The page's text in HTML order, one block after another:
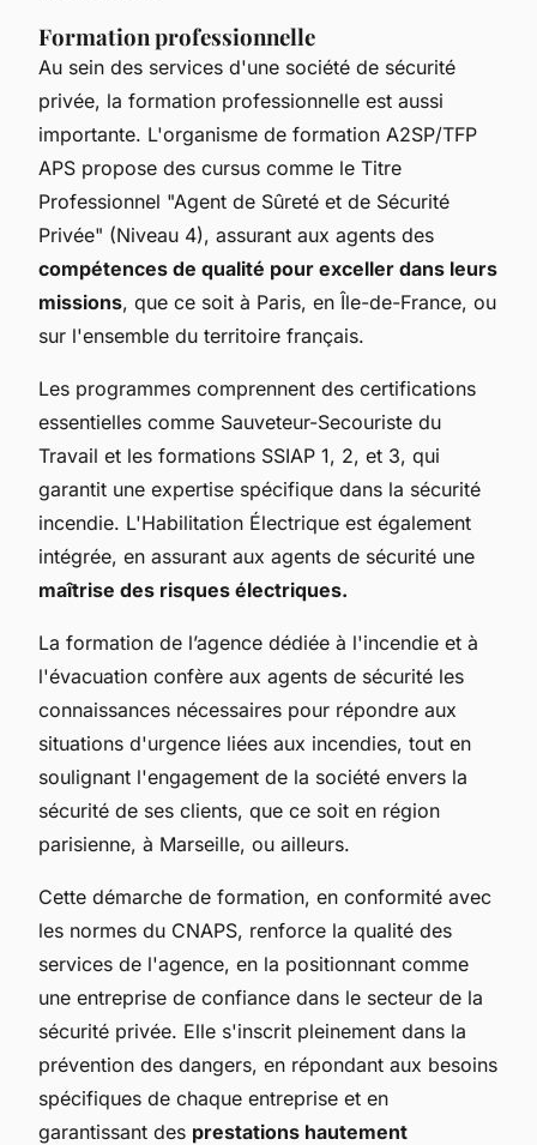
Formation professionnelle
Au sein des services d'une société de sécurité
privée, la formation professionnelle est aussi
importante. L'organisme de formation A2SP/TFP
APS propose des cursus comme le Titre
Professionnel "Agent de Sûreté et de Sécurité
Privée" (Niveau 4), assurant aux agents des
compétences de qualité pour exceller dans leurs
missions, que ce soit à Paris, en Île-de-France, ou
sur l'ensemble du territoire français.
Les programmes comprennent des certifications
essentielles comme Sauveteur-Secouriste du
Travail et les formations SSIAP 1, 2, et 3, qui
garantit une expertise spécifique dans la sécurité
incendie. L'Habilitation Électrique est également
intégrée, en assurant aux agents de sécurité une
maîtrise des risques électriques.
La formation de l’agence dédiée à l'incendie et à
l'évacuation confère aux agents de sécurité les
connaissances nécessaires pour répondre aux
situations d'urgence liées aux incendies, tout en
soulignant l'engagement de la société envers la
sécurité de ses clients, que ce soit en région
parisienne, à Marseille, ou ailleurs.
Cette démarche de formation, en conformité avec
les normes du CNAPS, renforce la qualité des
services de l'agence, en la positionnant comme
une entreprise de confiance dans le secteur de la
sécurité privée. Elle s'inscrit pleinement dans la
prévention des dangers, en répondant aux besoins
spécifiques de chaque entreprise et en
garantissant des prestations hautement